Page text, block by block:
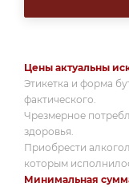
Цены актуальны
Этикетка и форма
фактического.
Чрезмерное
здоровья.
Приобрести
которым
Минимальная